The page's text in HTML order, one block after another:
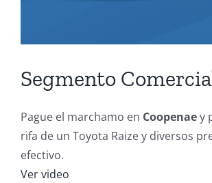
Segmento
Pague el marchamo en Coopenaey
rifa de un Toyota Raize y diversos
efectivo.
Ver video